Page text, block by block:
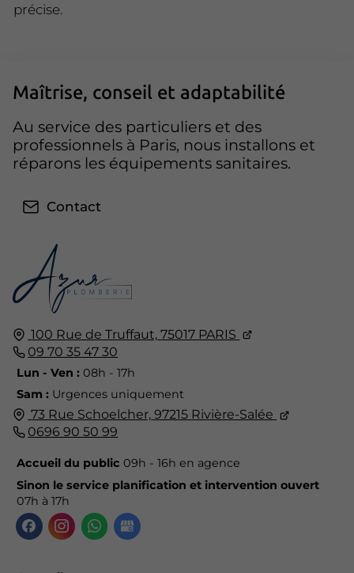
précise.
100 Rue de Truffaut, 75017 PARIS
09 70 35 47 30
Lun - Ven : 08h - 17h
Sam : Urgences uniquement
73 Rue Schoelcher, 97215 Rivière-Salée
0696 90 50 99
Accueil du public 09h - 16h en agence
Sinon le service planification et intervention ouvert
07h à 17h
Maîtrise, conseil et adaptabilité
Au service des particuliers et des
professionnels à Paris, nous installons et
réparons les équipements sanitaires.
Contact